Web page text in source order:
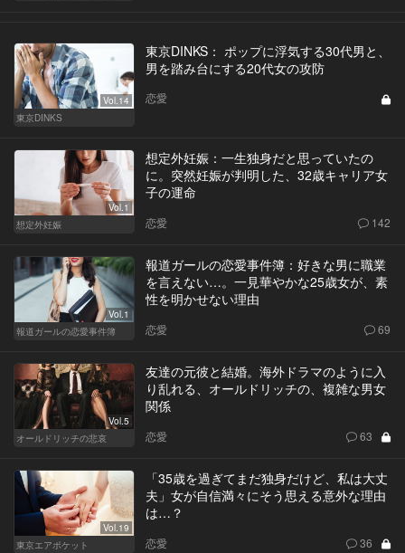
Vol.14
東京DINKS
東京DINKS： ポップに浮気する30代男と、
男を踏み台にする20代女の攻防
恋愛
Vol.1
想定外妊娠
想定外妊娠：一生独身だと思っていたの
に。突然妊娠が判明した、32歳キャリア女
子の運命
恋愛 142
Vol.1
報道ガールの恋愛事件簿
報道ガールの恋愛事件簿：好きな男に職業
を言えない…。一見華やかな25歳女が、素
性を明かせない理由
恋愛 69
Vol.5
オールドリッチの悲哀
友達の元彼と結婚。海外ドラマのように入
り乱れる、オールドリッチの、複雑な男女
関係
恋愛 63
Vol.19
東京エアポケット
「35歳を過ぎてまだ独身だけど、私は大丈
夫」女が自信満々にそう思える意外な理由
は…？
恋愛 36